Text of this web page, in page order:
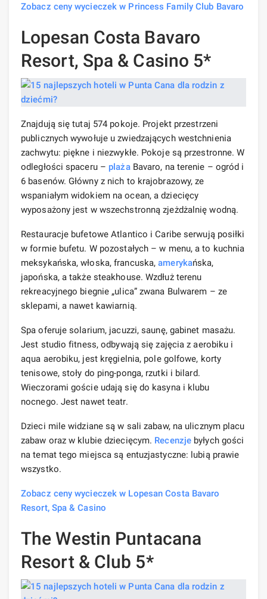
Zobacz ceny wycieczek w Princess Family Club Bavaro
Lopesan Costa Bavaro
Resort, Spa & Casino 5*
Znajdują się tutaj 574 pokoje. Projekt przestrzeni
publicznych wywołuje u zwiedzających westchnienia
zachwytu: piękne i niezwykłe. Pokoje są przestronne. W
odległości spaceru – plażaBavaro, na terenie – ogród i
6 basenów. Główny z nich to krajobrazowy, ze
wspaniałym widokiem na ocean, a dziecięcy
wyposażony jest w wszechstronną zjeżdżalnię wodną.
Restauracje bufetowe Atlantico i Caribe serwują posiłki
w formie bufetu. W pozostałych – w menu, a to kuchnia
meksykańska, włoska, francuska,amerykańska,
japońska, a także steakhouse. Wzdłuż terenu
rekreacyjnego biegnie „ulica” zwana Bulwarem – ze
sklepami, a nawet kawiarnią.
Spa oferuje solarium, jacuzzi, saunę, gabinet masażu.
Jest studio fitness, odbywają się zajęcia z aerobiku i
aqua aerobiku, jest kręgielnia, pole golfowe, korty
tenisowe, stoły do ​​ping-ponga, rzutki i bilard.
Wieczorami goście udają się do kasyna i klubu
nocnego. Jest nawet teatr.
Dzieci mile widziane są w sali zabaw, na ulicznym placu
zabaw oraz w klubie dziecięcym. Recenzje byłych gości
na temat tego miejsca są entuzjastyczne: lubią prawie
wszystko.
Zobacz ceny wycieczek w Lopesan Costa Bavaro
Resort, Spa & Casino
The Westin Puntacana
Resort & Club 5*